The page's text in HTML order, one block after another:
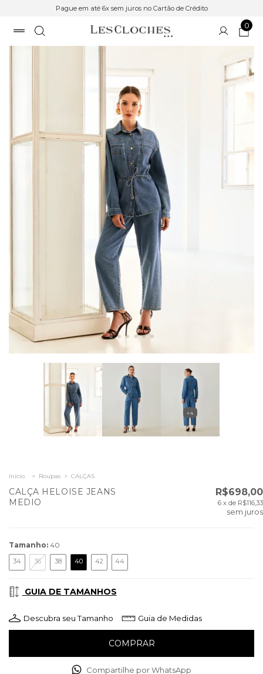
Pague em até 6x sem juros no Cartão de Crédito
0
+4
Início > Roupas > CALÇAS
CALÇA HELOISE JEANS
MEDIO
R$698,00
6 x de R$116,33
sem juros
Tamanho: 40
34 36 38 40 42 44
GUIA DE TAMANHOS
Descubra seu Tamanho Guia de Medidas
Compartilhe por WhatsApp